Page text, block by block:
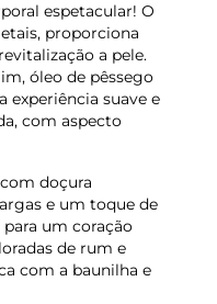
espetacular! O
proporciona
a pele.
óleo de pêssego
experiência suave e
com aspecto
doçura
e um toque de
um coração
de rum e
com a baunilha e